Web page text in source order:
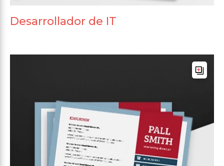
Desarrollador de IT